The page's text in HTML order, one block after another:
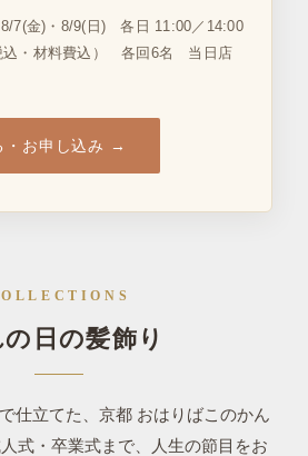
8/7(金)・8/9(日) 各日 11:00／14:00
込・材料費込） 各回6名 当日店
・お申し込み →
日の髪飾り
仕立てた、京都 おはりばこのかん
式・卒業式まで、人生の節目をお